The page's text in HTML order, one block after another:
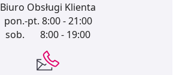
Biuro Obsługi Klienta
pon.-pt. 8:00 - 21:00
sob.
8:00 - 19:00